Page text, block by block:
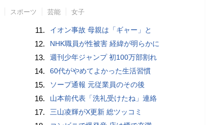
スポーツ 芸能 女子
11. イオン事故 母親は「ギャー」と
12. NHK職員が性被害 経緯が明らかに
13. 週刊少年ジャンプ 初100万部割れ
14. 60代がやめてよかった生活習慣
15. ソープ通報 元従業員のその後
16. 山本前代表「洗礼受けたね」連絡
17. 三山凌輝がX更新 総ツッコミ